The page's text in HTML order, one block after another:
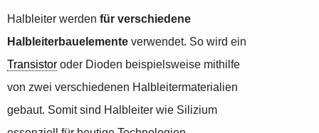
Halbleiter werden für verschiedene
Halbleiterbauelemente verwendet. So wird ein
Transistor oder Dioden beispielsweise mithilfe
von zwei verschiedenen Halbleitermaterialien
gebaut. Somit sind Halbleiter wie Silizium